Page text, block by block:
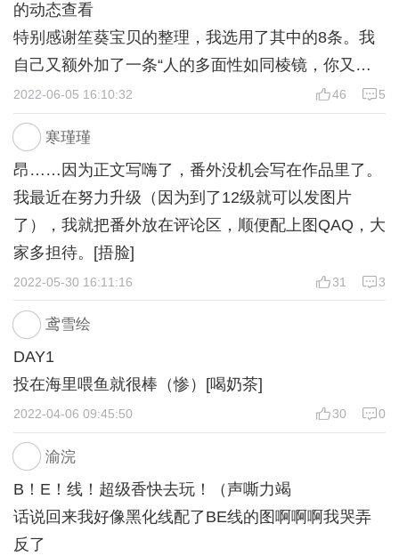
7.香烟
8.答应（智慧+5）
9.不接
10.借口肚子疼（获得线索“烟渍”）
11.吸烟区
12.有些内疚（负罪感+10）【顾帆BE线】
毫无感觉（负罪感-10）【黑化线，顾帆HE线】
13.观不观看无所谓
14.是
15.林飞（智慧+5）
邱鑫（智慧+10）【顾帆HE线，黑化线】
无关群众（智慧-5）【顾帆BE线】
17.挑拨离间，自己瞎猜的
线】
单纯讽刺林飞【顾帆BE线】
19.愤恨（负罪感+10）【顾帆HE线，顾帆BE线】
无感（负罪感-10）【黑化线】
20.Day1—Day7每天都要点完正厅，阁楼，走廊和大
的动态查看
特别感谢笙葵宝贝的整理，我选用了其中的8条。我
自己又额外加了一条“人的多面性如同棱镜，你又该
如何确定我现在是哪幅面孔？”
希望大家喜欢，就作为绯宴热度破88万的福利，提前
放送给大家~
5
46
2022-06-05 16:10:32
寒瑾瑾
昂……因为正文写嗨了，番外没机会写在作品里了。
我最近在努力升级（因为到了12级就可以发图片
了），我就把番外放在评论区，顺便配上图QAQ，大
家多担待。[捂脸]
3
31
2022-05-30 16:11:16
鸢雪绘
DAY1
投在海里喂鱼就很棒（惨）[喝奶茶]
0
30
2022-04-06 09:45:50
渝浣
B！E！线！超级香快去玩！（声嘶力竭
话说回来我好像黑化线配了BE线的图啊啊啊我哭弄
反了